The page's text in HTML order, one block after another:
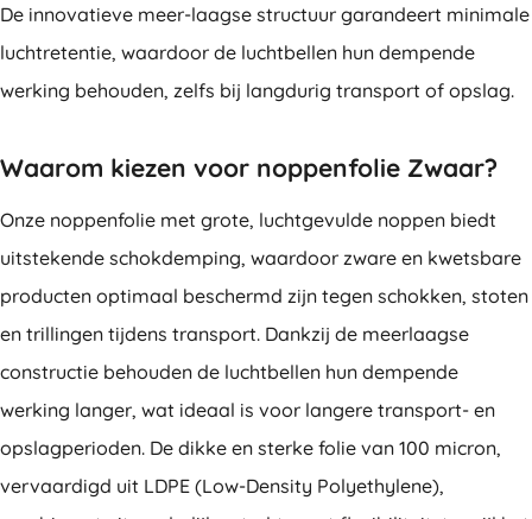
De innovatieve meer-laagse structuur garandeert minimale
luchtretentie, waardoor de luchtbellen hun dempende
werking behouden, zelfs bij langdurig transport of opslag.
Waarom kiezen voor noppenfolie Zwaar?
Onze noppenfolie met grote, luchtgevulde noppen biedt
uitstekende schokdemping, waardoor zware en kwetsbare
producten optimaal beschermd zijn tegen schokken, stoten
en trillingen tijdens transport. Dankzij de meerlaagse
constructie behouden de luchtbellen hun dempende
werking langer, wat ideaal is voor langere transport- en
opslagperioden. De dikke en sterke folie van 100 micron,
vervaardigd uit LDPE (Low-Density Polyethylene),